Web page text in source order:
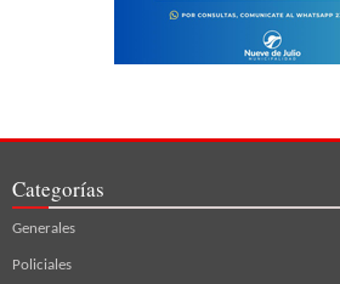
Categorías
Generales
Policiales